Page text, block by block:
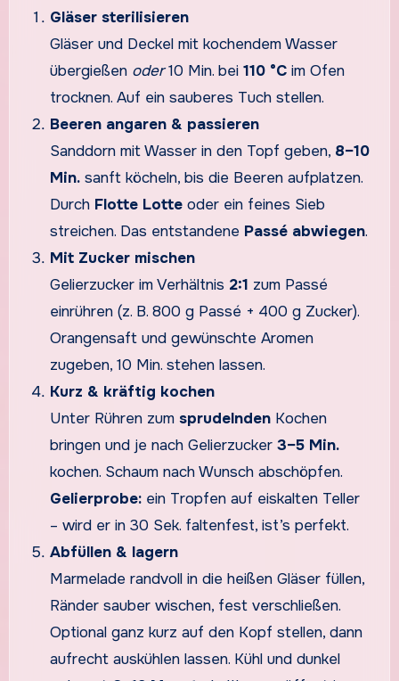
Gläser sterilisieren
Gläser und Deckel mit kochendem Wasser
übergießen oder10 Min. bei110 °C im Ofen
trocknen. Auf ein sauberes Tuch stellen.
Beeren angaren & passieren
Sanddorn mit Wasser in den Topf geben, 8–10
Min. sanft köcheln, bis die Beeren aufplatzen.
Durch Flotte Lotte oder ein feines Sieb
streichen. Das entstandene Passé abwiegen.
Mit Zucker mischen
Gelierzucker im Verhältnis 2:1 zum Passé
einrühren (z. B. 800 g Passé + 400 g Zucker).
Orangensaft und gewünschte Aromen
zugeben, 10 Min. stehen lassen.
Kurz & kräftig kochen
Unter Rühren zumsprudelnden Kochen
bringen und je nach Gelierzucker3–5 Min.
kochen. Schaum nach Wunsch abschöpfen.
Gelierprobe: ein Tropfen auf eiskalten Teller
– wird er in 30 Sek. faltenfest, ist’s perfekt.
Abfüllen & lagern
Marmelade randvoll in die heißen Gläser füllen,
Ränder sauber wischen, fest verschließen.
Optional ganz kurz auf den Kopf stellen, dann
aufrecht auskühlen lassen. Kühl und dunkel